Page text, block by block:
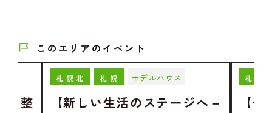
このエリアのイベント
を整
札幌北 札幌 モデルハウス
【新しい生活のステージへ－
札幌
【